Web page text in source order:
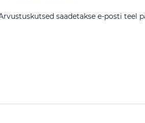
saadetakse e-posti teel